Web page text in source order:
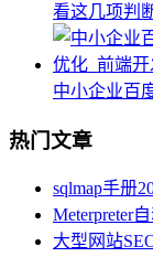
看这几项判
中小企业百
热门文章
sqlmap手册
Meterpreter
大型网站